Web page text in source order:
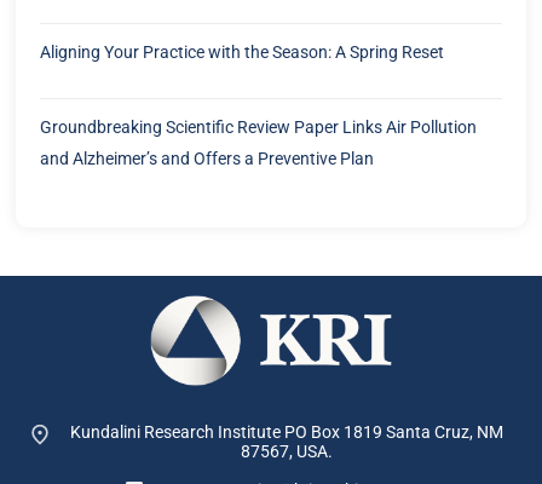
Aligning Your Practice with the Season: A Spring Reset
Groundbreaking Scientific Review Paper Links Air Pollution
and Alzheimer’s and Offers a Preventive Plan
Kundalini Research Institute PO Box 1819 Santa Cruz, NM
87567, USA.